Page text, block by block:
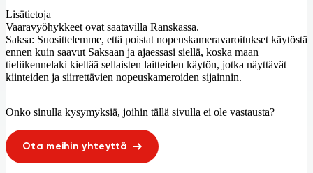
Lisätietoja
Vaaravyöhykkeet ovat saatavilla Ranskassa.
Saksa: Suosittelemme, että poistat nopeuskameravaroitukset käytöstä
ennen kuin saavut Saksaan ja ajaessasi siellä, koska maan
tieliikennelaki kieltää sellaisten laitteiden käytön, jotka näyttävät
kiinteiden ja siirrettävien nopeuskameroiden sijainnin.
Onko sinulla kysymyksiä, joihin tällä sivulla ei ole vastausta?
Ota meihin yhteyttä